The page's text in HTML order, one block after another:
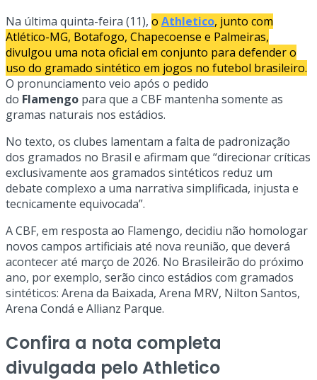
Na última quinta-feira (11), o Athletico, junto com
Atlético-MG, Botafogo, Chapecoense e Palmeiras,
divulgou uma nota oficial em conjunto para defender o
uso do gramado sintético em jogos no futebol brasileiro.
O pronunciamento veio após o pedido
do Flamengo para que a CBF mantenha somente as
gramas naturais nos estádios.
No texto, os clubes lamentam a falta de padronização
dos gramados no Brasil e afirmam que “direcionar críticas
exclusivamente aos gramados sintéticos reduz um
debate complexo a uma narrativa simplificada, injusta e
tecnicamente equivocada”.
A CBF, em resposta ao Flamengo, decidiu não homologar
novos campos artificiais até nova reunião, que deverá
acontecer até março de 2026. No Brasileirão do próximo
ano, por exemplo, serão cinco estádios com gramados
sintéticos: Arena da Baixada, Arena MRV, Nilton Santos,
Arena Condá e Allianz Parque.
Confira a nota completa
divulgada pelo Athletico